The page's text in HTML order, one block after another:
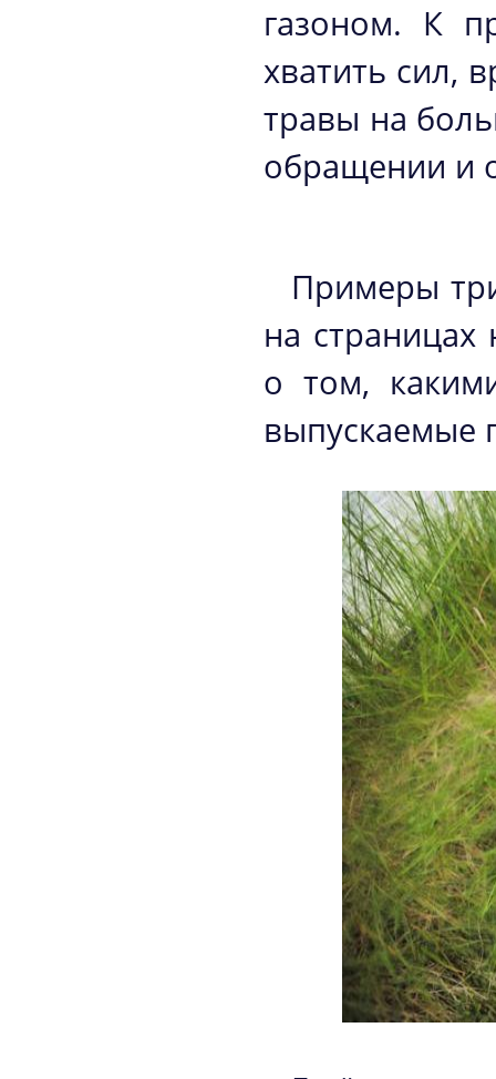
газоном. К
хватить сил,
травы на
обращении и
Примеры
на
о том,
выпускаемые